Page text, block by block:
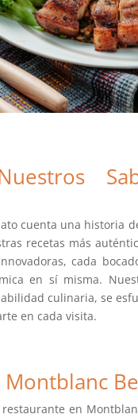
cuenta una historia
recetas más
cada
en sí misma.
culinaria, se
en cada visita.
Montblanc
en